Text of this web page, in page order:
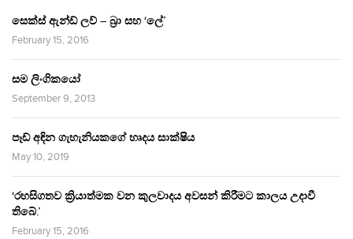
සෙක්ස් ඇන්ඩ් ලව් – බ්‍රා සහ ‘ලේ’
February 15, 2016
සම ලිංගිකයෝ
September 9, 2013
පෑඩ් අඳින ගැහැනියකගේ හෘදය සාක්ෂිය
May 10, 2019
‘රහසිගතව ක්‍රියාත්මක වන කුලවාදය අවසන් කිරීමට කාලය උදාවී
තිබේ.’
February 15, 2016